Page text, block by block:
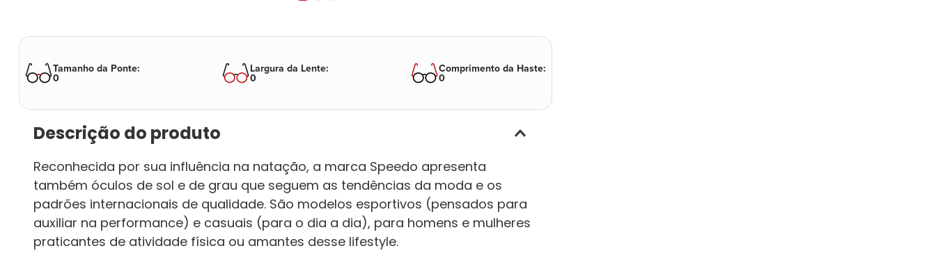
Tamanho da Ponte:
0
Largura da Lente:
0
Comprimento da Haste:
0
Descrição do produto
Reconhecida por sua influência na natação, a marca Speedo apresenta
também óculos de sol e de grau que seguem as tendências da moda e os
padrões internacionais de qualidade. São modelos esportivos (pensados para
auxiliar na performance) e casuais (para o dia a dia), para homens e mulheres
praticantes de atividade física ou amantes desse lifestyle.